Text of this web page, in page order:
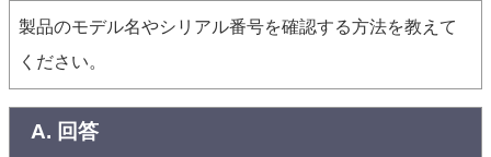
製品のモデル名やシリアル番号を確認する方法を教えて
ください。
A. 回答